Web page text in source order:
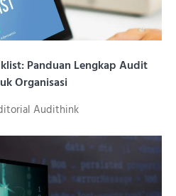
Panduan Lengkap Audit
Organisasi
Audithink
lunak tanpa panduan